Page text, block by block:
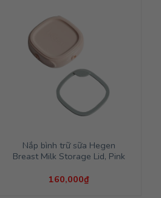
Nắp bình trữ sữa Hegen
Breast Milk Storage Lid, Pink
160,000₫